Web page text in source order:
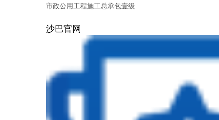
市政公用工程施工总承包壹级
沙巴官网